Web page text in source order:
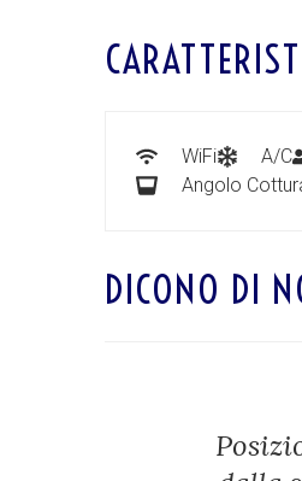
WiFi A/C
Angolo
DICONO DI